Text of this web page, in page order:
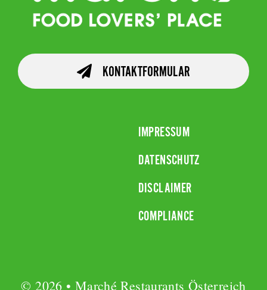
KONTAKTFORMULAR
IMPRESSUM
DATENSCHUTZ
DISCLAIMER
COMPLIANCE
© 2026 • Marché Restaurants Österreich